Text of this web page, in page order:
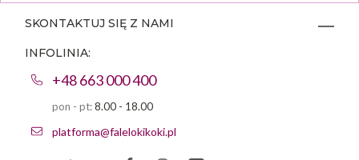
SKONTAKTUJ SIĘ Z NAMI
INFOLINIA:
+48 663 000 400
pon - pt:8.00 - 18.00
platforma@falelokikoki.pl